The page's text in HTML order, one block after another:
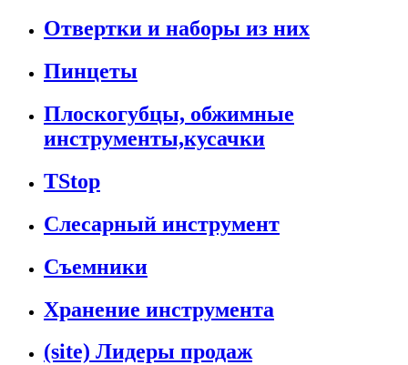
Отвертки и наборы из них
Пинцеты
Плоскогубцы, обжимные
инструменты,кусачки
TStop
Слесарный инструмент
Съемники
Хранение инструмента
(site) Лидеры продаж